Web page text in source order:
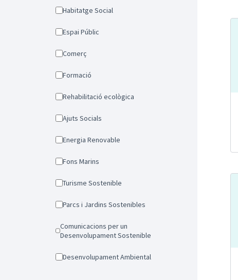
Habitatge Social
Espai Públic
Comerç
Formació
Rehabilitació ecològica
Ajuts Socials
Energia Renovable
Fons Marins
Turisme Sostenible
Parcs i Jardins Sostenibles
Comunicacions per un
Desenvolupament Sostenible
Desenvolupament Ambiental